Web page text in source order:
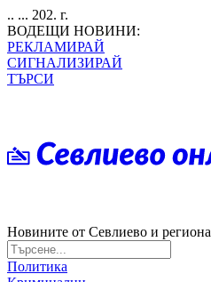
.. ... 202. г.
ВОДЕЩИ НОВИНИ:
РЕКЛАМИРАЙ
СИГНАЛИЗИРАЙ
ТЪРСИ
Новините от Севлиево и региона
Политика